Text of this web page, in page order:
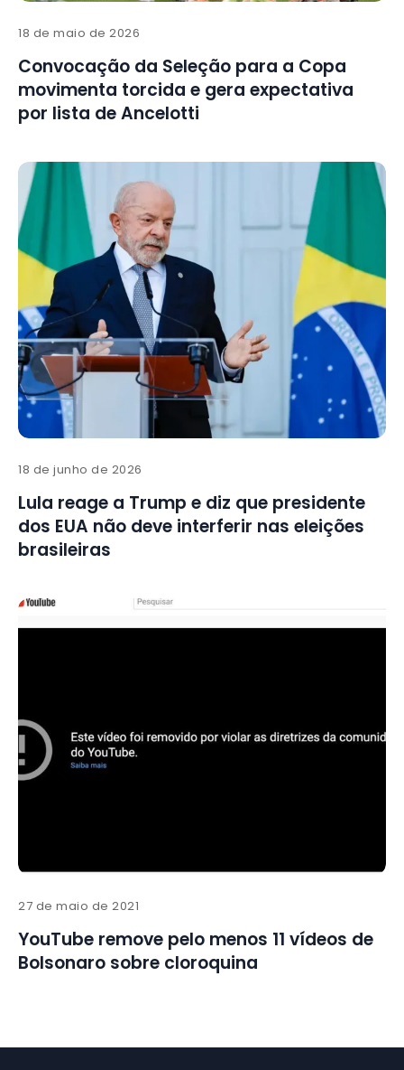
18 de maio de 2026
Convocação da Seleção para a Copa
movimenta torcida e gera expectativa
por lista de Ancelotti
18 de junho de 2026
Lula reage a Trump e diz que presidente
dos EUA não deve interferir nas eleições
brasileiras
27 de maio de 2021
YouTube remove pelo menos 11 vídeos de
Bolsonaro sobre cloroquina